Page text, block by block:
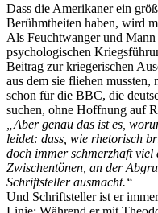
Dass die Amerikaner ein
Berühmtheiten haben, wird
Als Feuchtwanger und
psychologischen
Beitrag zur kriegerischen
aus dem sie fliehen
schon für die BBC, die
suchen, ohne Hoffnung auf
„Aber genau das ist es,
leidet: dass, wie rhetorisch
doch immer schmerzhaft viel
Zwischentönen, an der
Schriftsteller ausmacht.“
Und Schriftsteller ist er